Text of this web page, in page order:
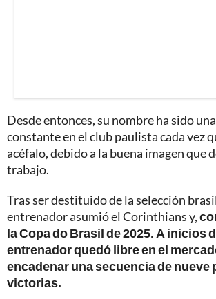
Desde entonces, su nombre ha sido
constante en el club paulista cada vez
acéfalo, debido a la buena imagen que
trabajo.
Tras ser destituido de la selección
entrenador asumió el Corinthians y,
la Copa do Brasil de 2025. A inicios
entrenador quedó libre en el
encadenar una secuencia de nueve
victorias.